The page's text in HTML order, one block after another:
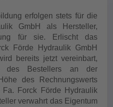
erfolgen stets für die
GmbH als Hersteller,
für sie. Erlischt das
Förde Hydraulik GmbH
bereits jetzt vereinbart,
des Bestellers an der
des Rechnungswerts
Forck Förde Hydraulik
verwahrt das Eigentum